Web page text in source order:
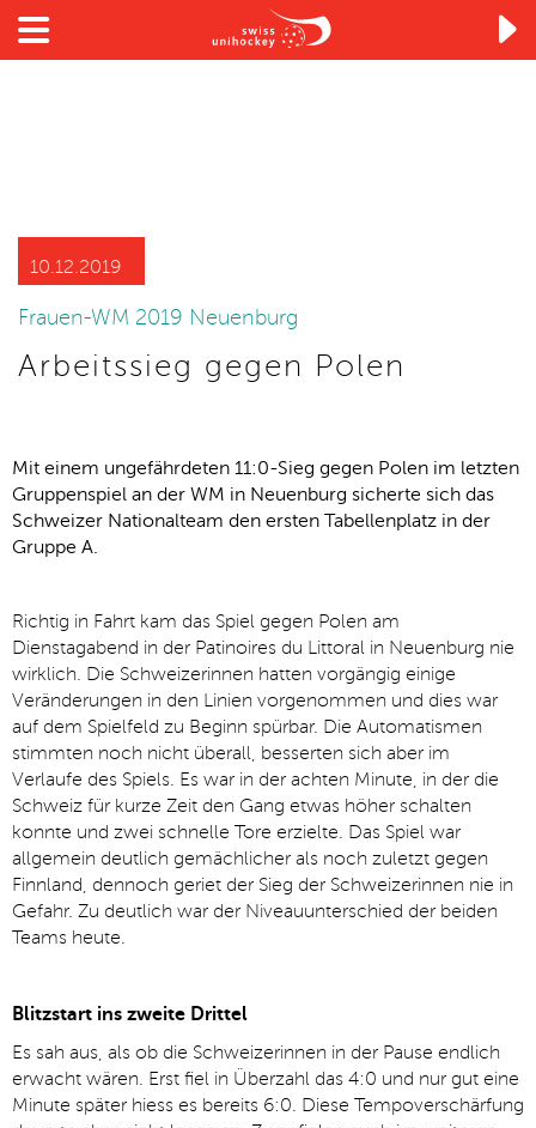

10.12.2019
Frauen-WM 2019 Neuenburg
Arbeitssieg gegen Polen
Mit einem ungefährdeten 11:0-Sieg gegen Polen im letzten
Gruppenspiel an der WM in Neuenburg sicherte sich das
Schweizer Nationalteam den ersten Tabellenplatz in der
Gruppe A.
Richtig in Fahrt kam das Spiel gegen Polen am
Dienstagabend in der Patinoires du Littoral in Neuenburg nie
wirklich. Die Schweizerinnen hatten vorgängig einige
Veränderungen in den Linien vorgenommen und dies war
auf dem Spielfeld zu Beginn spürbar. Die Automatismen
stimmten noch nicht überall, besserten sich aber im
Verlaufe des Spiels. Es war in der achten Minute, in der die
Schweiz für kurze Zeit den Gang etwas höher schalten
konnte und zwei schnelle Tore erzielte. Das Spiel war
allgemein deutlich gemächlicher als noch zuletzt gegen
Finnland, dennoch geriet der Sieg der Schweizerinnen nie in
Gefahr. Zu deutlich war der Niveauunterschied der beiden
Teams heute.
Blitzstart ins zweite Drittel
Es sah aus, als ob die Schweizerinnen in der Pause endlich
erwacht wären. Erst fiel in Überzahl das 4:0 und nur gut eine
Minute später hiess es bereits 6:0. Diese Tempoverschärfung